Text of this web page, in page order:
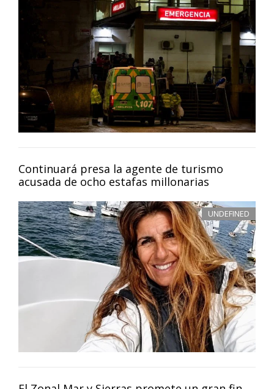
Continuará presa la agente de turismo
acusada de ocho estafas millonarias
UNDEFINED